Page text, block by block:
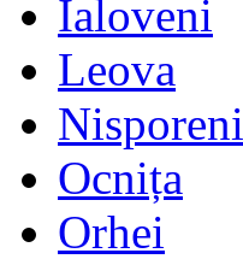
Ialoveni
Leova
Nisporeni
Ocnița
Orhei